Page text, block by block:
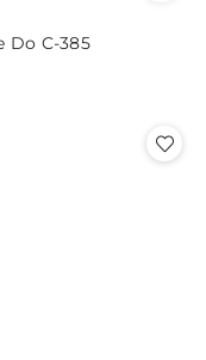
Do C-385